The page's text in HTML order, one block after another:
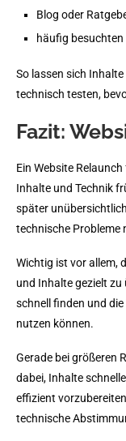
Blog oder
häufig besuchten
So lassen sich
technisch testen,
Fazit:
Ein Website
Inhalte und Technik
später
technische Probleme
Wichtig ist vor allem,
und Inhalte gezielt
schnell finden und
nutzen können.
Gerade bei größeren
dabei, Inhalte
effizient
technische